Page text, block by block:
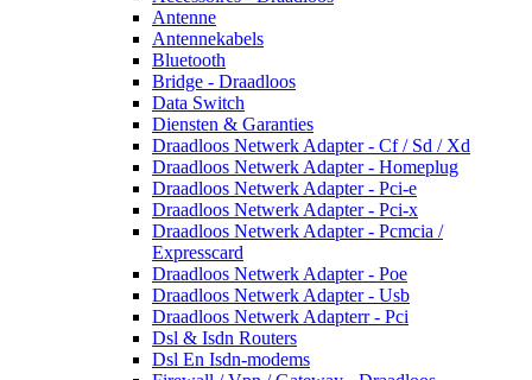
Antenne
Antennekabels
Bluetooth
Bridge - Draadloos
Data Switch
Diensten & Garanties
Draadloos Netwerk Adapter - Cf / Sd / Xd
Draadloos Netwerk Adapter - Homeplug
Draadloos Netwerk Adapter - Pci-e
Draadloos Netwerk Adapter - Pci-x
Draadloos Netwerk Adapter - Pcmcia /
Expresscard
Draadloos Netwerk Adapter - Poe
Draadloos Netwerk Adapter - Usb
Draadloos Netwerk Adapterr - Pci
Dsl & Isdn Routers
Dsl En Isdn-modems